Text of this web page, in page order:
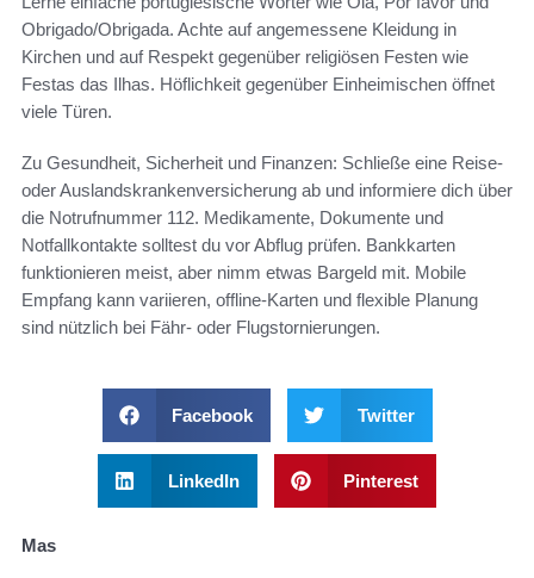
Obrigado/Obrigada. Achte auf angemessene Kleidung in
Kirchen und auf Respekt gegenüber religiösen Festen wie
Festas das Ilhas. Höflichkeit gegenüber Einheimischen öffnet
viele Türen.
Zu Gesundheit, Sicherheit und Finanzen: Schließe eine Reise-
oder Auslandskrankenversicherung ab und informiere dich über
die Notrufnummer 112. Medikamente, Dokumente und
Notfallkontakte solltest du vor Abflug prüfen. Bankkarten
funktionieren meist, aber nimm etwas Bargeld mit. Mobile
Empfang kann variieren, offline-Karten und flexible Planung
sind nützlich bei Fähr- oder Flugstornierungen.
Facebook Twitter
LinkedIn Pinterest
Mas